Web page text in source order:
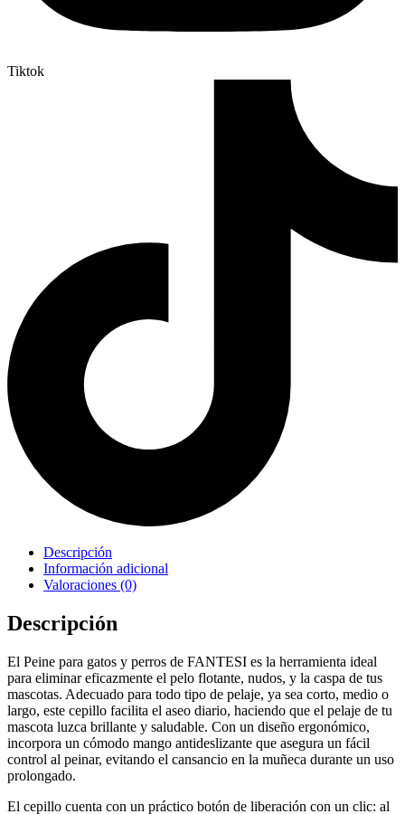
Tiktok
Descripción
Información adicional
Valoraciones (0)
Descripción
El Peine para gatos y perros de FANTESI es la herramienta ideal
para eliminar eficazmente el pelo flotante, nudos, y la caspa de tus
mascotas. Adecuado para todo tipo de pelaje, ya sea corto, medio o
largo, este cepillo facilita el aseo diario, haciendo que el pelaje de tu
mascota luzca brillante y saludable. Con un diseño ergonómico,
incorpora un cómodo mango antideslizante que asegura un fácil
control al peinar, evitando el cansancio en la muñeca durante un uso
prolongado.
El cepillo cuenta con un práctico botón de liberación con un clic: al